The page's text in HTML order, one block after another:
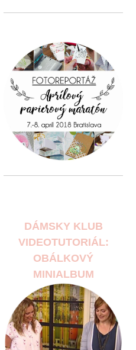
DÁMSKY KLUB
VIDEOTUTORIÁL:
OBÁLKOVÝ
MINIALBUM